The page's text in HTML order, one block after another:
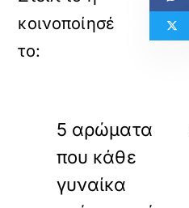
5 αρώματα
που κάθε
γυναίκα